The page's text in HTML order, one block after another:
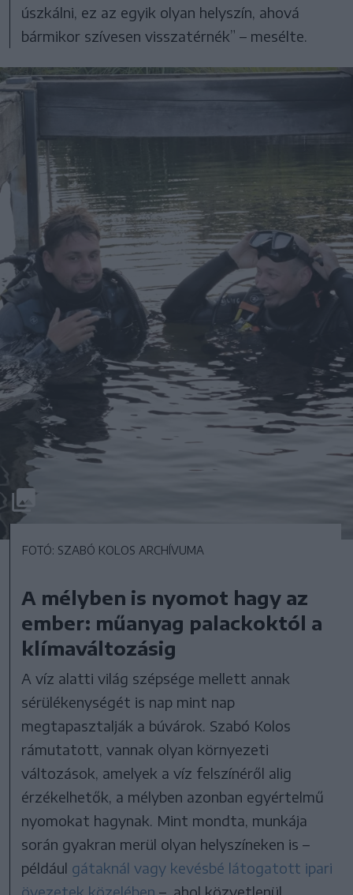
úszkálni, ez az egyik olyan helyszín, ahová
bármikor szívesen visszatérnék” – mesélte.
FOTÓ: SZABÓ KOLOS ARCHÍVUMA
A mélyben is nyomot hagy az
ember: műanyag palackoktól a
klímaváltozásig
A víz alatti világ szépsége mellett annak
sérülékenységét is nap mint nap
megtapasztalják a búvárok. Szabó Kolos
rámutatott, vannak olyan környezeti
változások, amelyek a víz felszínéről alig
érzékelhetők, a mélyben azonban egyértelmű
nyomokat hagynak. Mint mondta, munkája
során gyakran merül olyan helyszíneken is –
például gátaknál vagy kevésbé látogatott ipari
övezetek közelében –, ahol közvetlenül